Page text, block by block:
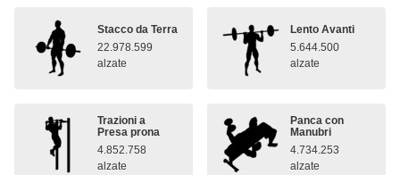
Stacco da Terra
22.978.599
alzate
Lento Avanti
5.644.500
alzate
Trazioni a
Presa prona
4.852.758
alzate
Panca con
Manubri
4.734.253
alzate